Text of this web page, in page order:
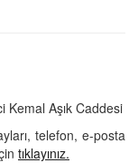
Kemal Aşık Caddesi
telefon, e-posta
tıklayınız.